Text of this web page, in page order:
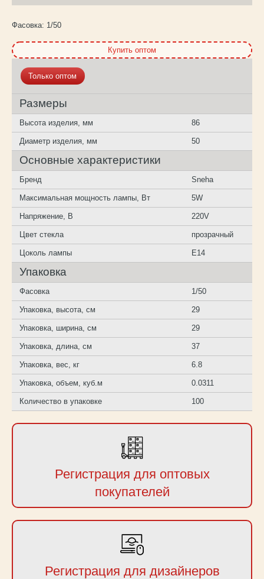
Фасовка: 1/50
Купить оптом
Только оптом
Размеры
Высота изделия, мм 86
Диаметр изделия, мм 50
Основные характеристики
Бренд Sneha
Максимальная мощность лампы, Вт 5W
Напряжение, В 220V
Цвет стекла прозрачный
Цоколь лампы E14
Упаковка
Фасовка 1/50
Упаковка, высота, см 29
Упаковка, ширина, см 29
Упаковка, длина, см 37
Упаковка, вес, кг 6.8
Упаковка, объем, куб.м 0.0311
Количество в упаковке 100
Регистрация для оптовых
покупателей
Регистрация для дизайнеров